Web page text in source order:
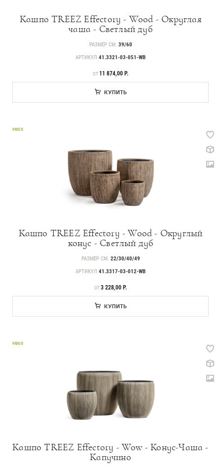
Кашпо TREEZ Effectory - Wood - Округлая
чаша - Светлый дуб
РАЗМЕР СМ. 39/60
АРТИКУЛ 41.3321-03-051-WB
ЦЕНА
ОТ 11 874,00 Р.
КУПИТЬ
VIDEO
Кашпо TREEZ Effectory - Wood - Округлый
конус - Светлый дуб
РАЗМЕР СМ. 22/30/40/49
АРТИКУЛ 41.3317-03-012-WB
ЦЕНА
ОТ3 228,00 Р.
КУПИТЬ
VIDEO
Кашпо TREEZ Effectory - Wow - Конус-Чаша -
Капучино